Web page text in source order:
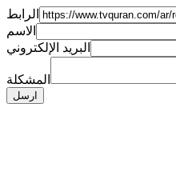
الرابط
الاسم
البريد الإلكتروني
المشكلة
ارسل